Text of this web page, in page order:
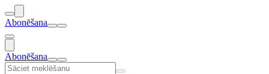
Abonēšana
Abonēšana